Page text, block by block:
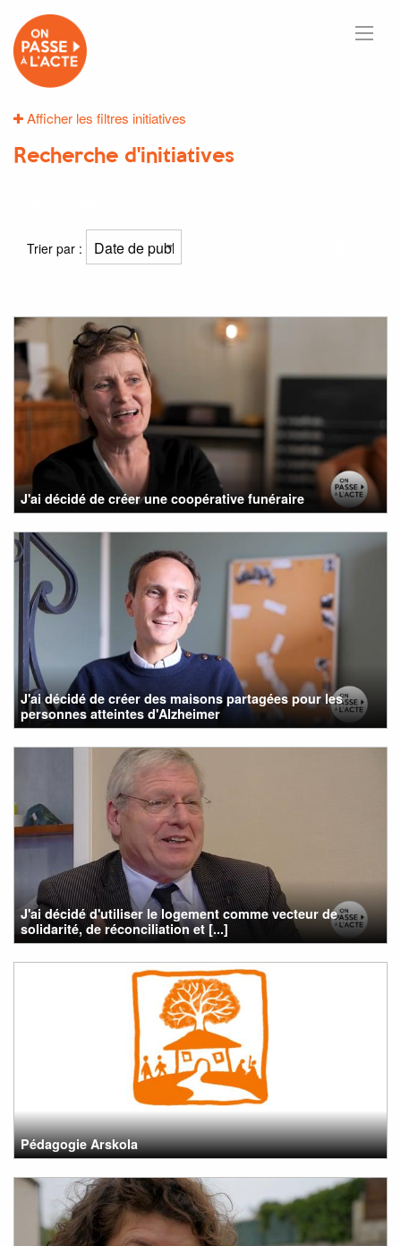
Afficher les filtres initiatives
Recherche d'initiatives
Trier par :
J'ai décidé de créer une coopérative funéraire
J'ai décidé de créer des maisons partagées pour les
personnes atteintes d'Alzheimer
J'ai décidé d'utiliser le logement comme vecteur de
solidarité, de réconciliation et [...]
Pédagogie Arskola